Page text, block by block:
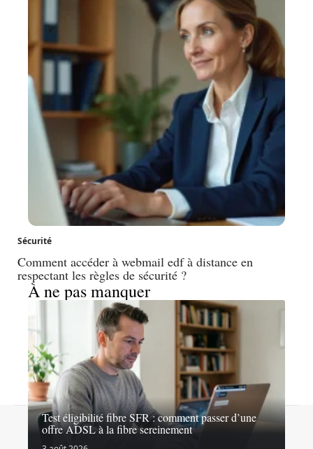
Sécurité
Comment accéder à webmail edf à distance en
respectant les règles de sécurité ?
À ne pas manquer
Test éligibilité fibre SFR : comment passer d’une
offre ADSL à la fibre sereinement
Contact Mentions légales Sitemap